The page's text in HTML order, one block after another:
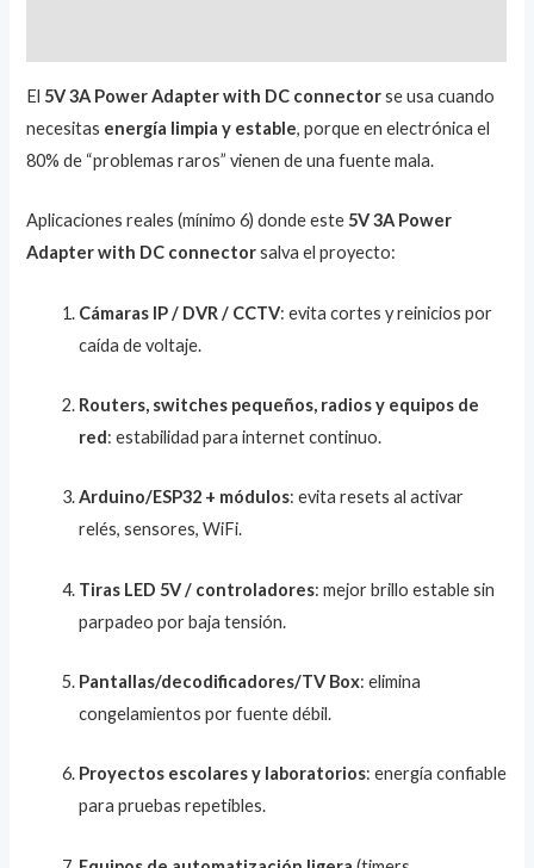
El 5V 3A Power Adapter with DC connectorse usa cuando
necesitas energía limpia y estable, porque en electrónica el
80% de “problemas raros” vienen de una fuente mala.
Aplicaciones reales (mínimo 6) donde este 5V 3A Power
Adapter with DC connectorsalva el proyecto:
Cámaras IP / DVR / CCTV: evita cortes y reinicios por
caída de voltaje.
Routers, switches pequeños, radios y equipos de
red: estabilidad para internet continuo.
Arduino/ESP32 + módulos: evita resets al activar
relés, sensores, WiFi.
Tiras LED 5V / controladores: mejor brillo estable sin
parpadeo por baja tensión.
Pantallas/decodificadores/TV Box: elimina
congelamientos por fuente débil.
Proyectos escolares y laboratorios: energía confiable
para pruebas repetibles.